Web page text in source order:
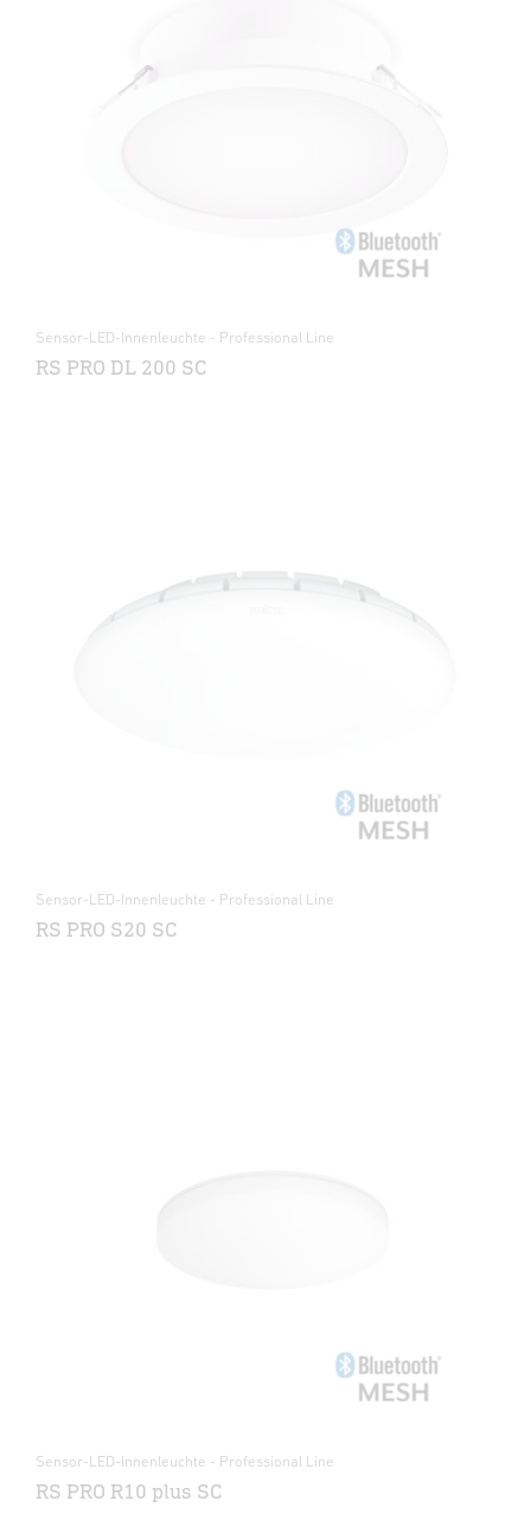
Sensor-LED-Innenleuchte - Professional Line
RS PRO DL 200 SC
Sensor-LED-Innenleuchte - Professional Line
RS PRO S20 SC
Sensor-LED-Innenleuchte - Professional Line
RS PRO R10 plus SC